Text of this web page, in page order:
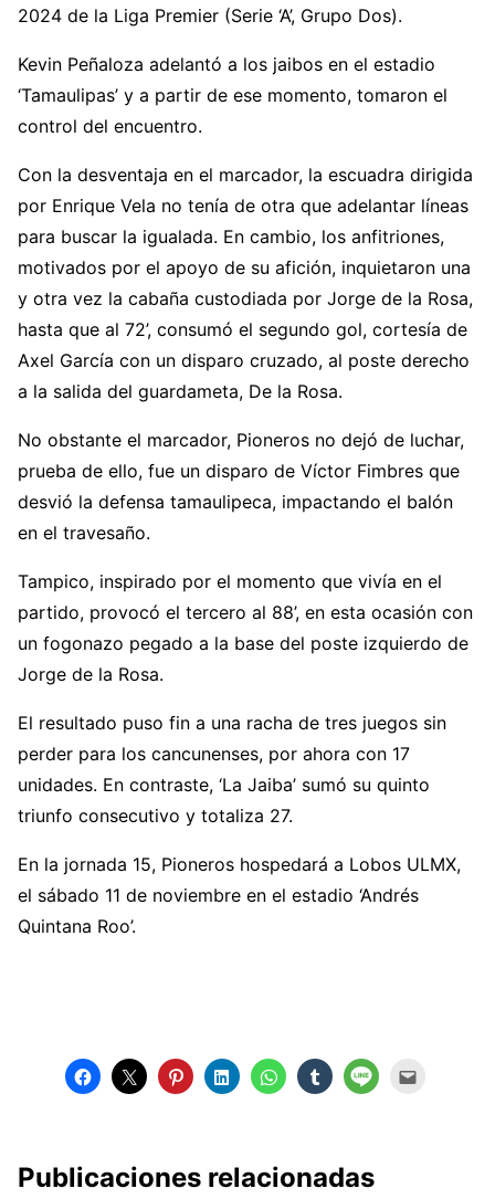
2024 de la Liga Premier (Serie ‘A’, Grupo Dos).
Kevin Peñaloza adelantó a los jaibos en el estadio
‘Tamaulipas’ y a partir de ese momento, tomaron el
control del encuentro.
Con la desventaja en el marcador, la escuadra dirigida
por Enrique Vela no tenía de otra que adelantar líneas
para buscar la igualada. En cambio, los anfitriones,
motivados por el apoyo de su afición, inquietaron una
y otra vez la cabaña custodiada por Jorge de la Rosa,
hasta que al 72’, consumó el segundo gol, cortesía de
Axel García con un disparo cruzado, al poste derecho
a la salida del guardameta, De la Rosa.
No obstante el marcador, Pioneros no dejó de luchar,
prueba de ello, fue un disparo de Víctor Fimbres que
desvió la defensa tamaulipeca, impactando el balón
en el travesaño.
Tampico, inspirado por el momento que vivía en el
partido, provocó el tercero al 88’, en esta ocasión con
un fogonazo pegado a la base del poste izquierdo de
Jorge de la Rosa.
El resultado puso fin a una racha de tres juegos sin
perder para los cancunenses, por ahora con 17
unidades. En contraste, ‘La Jaiba’ sumó su quinto
triunfo consecutivo y totaliza 27.
En la jornada 15, Pioneros hospedará a Lobos ULMX,
el sábado 11 de noviembre en el estadio ‘Andrés
Quintana Roo’.
Publicaciones relacionadas